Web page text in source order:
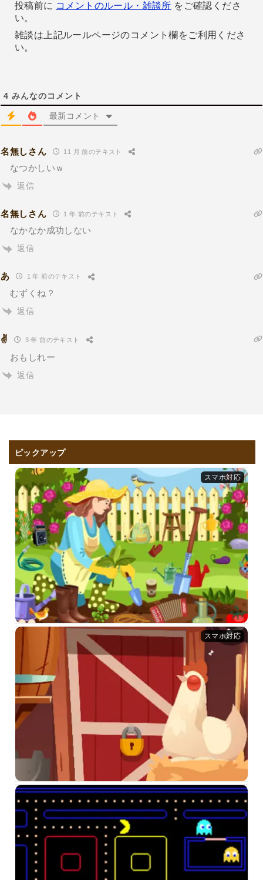
投稿前に コメントのルール・雑談所 をご確認くださ
い。
雑談は上記ルールページのコメント欄をご利用くださ
い。
4 みんなのコメント
最新コメント
名無しさん 11 月 前のテキスト
なつかしいｗ
返信
名無しさん 1 年 前のテキスト
なかなか成功しない
返信
あ 1 年 前のテキスト
むずくね？
返信
✌ 3 年 前のテキスト
おもしれー
返信
ピックアップ